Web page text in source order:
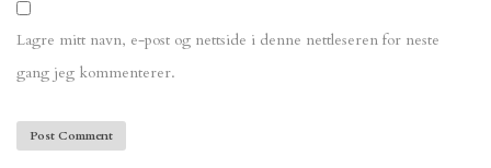
Lagre mitt navn, e-post og nettside i denne nettleseren for neste
gang jeg kommenterer.